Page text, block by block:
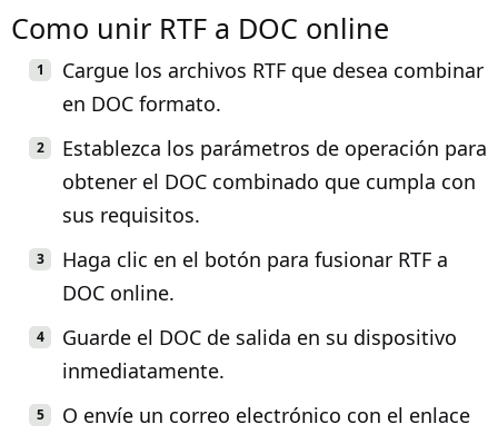
Como unir RTF a DOC online
Cargue los archivos RTF que desea combinar
en DOC formato.
Establezca los parámetros de operación para
obtener el DOC combinado que cumpla con
sus requisitos.
Haga clic en el botón para fusionar RTF a
DOC online.
Guarde el DOC de salida en su dispositivo
inmediatamente.
O envíe un correo electrónico con el enlace